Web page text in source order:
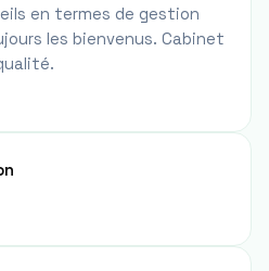
en termes de gestion
les bienvenus. Cabinet